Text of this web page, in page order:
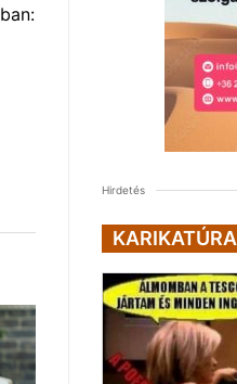
Hirdetés
KARIKATÚRA